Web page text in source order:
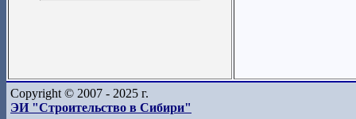
Copyright © 2007 - 2025 г.
ЭИ "Строительство в Сибири"